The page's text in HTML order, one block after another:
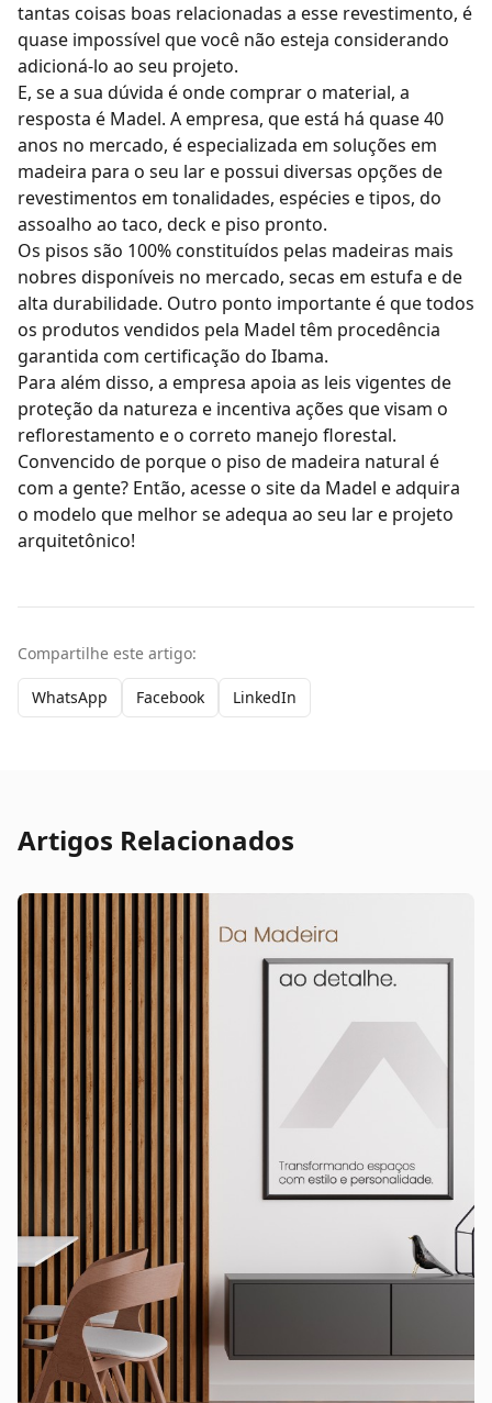
tantas coisas boas relacionadas a esse revestimento, é
quase impossível que você não esteja considerando
adicioná-lo ao seu projeto.
E, se a sua dúvida é onde comprar o material, a
resposta é Madel. A empresa, que está há quase 40
anos no mercado, é especializada em soluções em
madeira para o seu lar e possui diversas opções de
revestimentos em tonalidades, espécies e tipos, do
assoalho ao taco, deck e piso pronto.
Os pisos são 100% constituídos pelas madeiras mais
nobres disponíveis no mercado, secas em estufa e de
alta durabilidade. Outro ponto importante é que todos
os produtos vendidos pela Madel têm procedência
garantida com certificação do Ibama.
Para além disso, a empresa apoia as leis vigentes de
proteção da natureza e incentiva ações que visam o
reflorestamento e o correto manejo florestal.
Convencido de porque o piso de madeira natural é
com a gente? Então, acesseo site da Madel e adquira
o modelo que melhor se adequa ao seu lar e projeto
arquitetônico!
Compartilhe este artigo:
WhatsApp Facebook LinkedIn
Artigos Relacionados